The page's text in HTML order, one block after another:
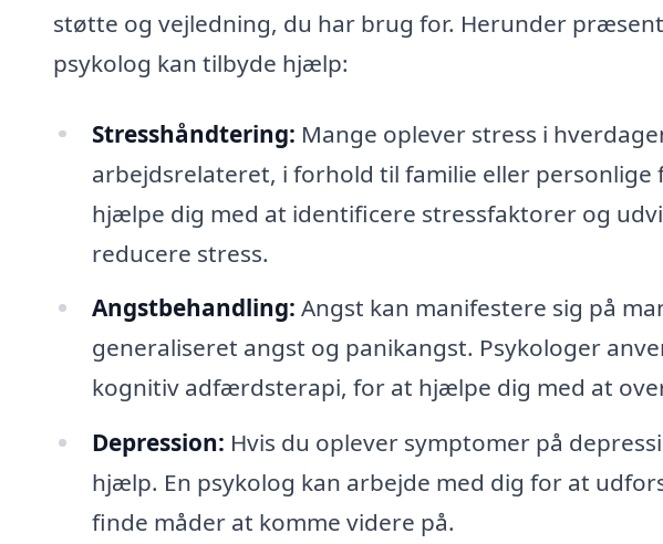
støtte og vejledning, du har brug for. Herunder
psykolog kan tilbyde hjælp:
Stresshåndtering: Mange oplever stress i
arbejdsrelateret, i forhold til familie eller personlige
hjælpe dig med at identificere stressfaktorer og
reducere stress.
Angstbehandling: Angst kan manifestere sig på
generaliseret angst og panikangst. Psykologer
kognitiv adfærdsterapi, for at hjælpe dig med at
Depression: Hvis du oplever symptomer på
hjælp. En psykolog kan arbejde med dig for at
finde måder at komme videre på.